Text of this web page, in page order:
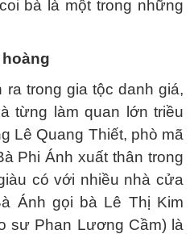
bà là một trong những
ra trong gia tộc danh giá,
từng làm quan lớn triều
Lê Quang Thiết, phò mã
Phi Ánh xuất thân trong
có với nhiều nhà cửa
Ánh gọi bà Lê Thị Kim
sư Phan Lương Cầm) là